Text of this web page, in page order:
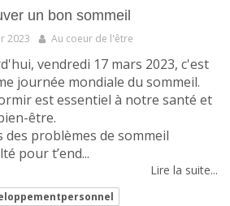
un bon sommeil
2023 Au coeur de l'être
vendredi 17 mars 2023, c'est
journée mondiale du sommeil.
est essentiel à notre santé et
être.
des problèmes de sommeil
pour t’end...
Lire la suite...